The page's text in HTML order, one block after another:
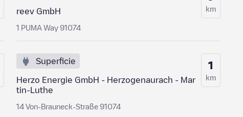
reev GmbH
1 PUMA Way 91074
km
Superficie
Herzo Energie GmbH - Herzogenaurach - Mar
tin-Luthe
14 Von-Brauneck-Straße 91074
1
km